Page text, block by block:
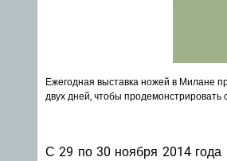
Ежегодная выставка ножей в Милане
двух дней, чтобы
С 29 по 30 ноября 2014 года